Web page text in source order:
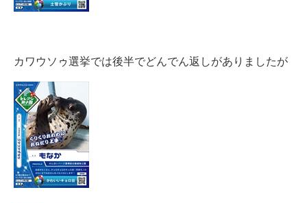
カワウソゥ選挙では後半でどんでん返しがありましたが